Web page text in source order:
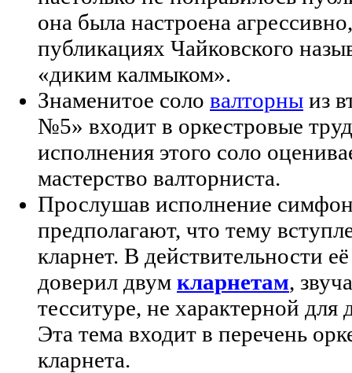
она была настроена
публикациях Чайковского
«диким калмыком».
Знаменитое соло валторны из
№5» входит в оркестровые
исполнения этого соло
мастерство валторниста.
Прослушав исполнение
предполагают, что тему
кларнет. В действительности
доверил двум кларнетам,
тесситуре, не характерной для
Эта тема входит в перечень
кларнета.